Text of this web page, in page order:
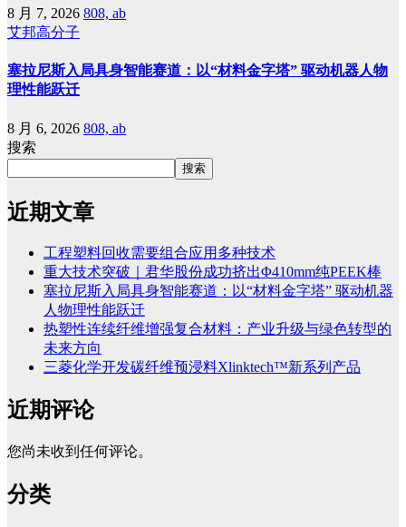
8 月 7, 2026 808, ab
艾邦高分子
塞拉尼斯入局具身智能赛道：以“材料金字塔” 驱动机器人物
理性能跃迁
8 月 6, 2026 808, ab
搜索
搜索
近期文章
工程塑料回收需要组合应用多种技术
重大技术突破｜君华股份成功挤出Φ410mm纯PEEK棒
塞拉尼斯入局具身智能赛道：以“材料金字塔” 驱动机器
人物理性能跃迁
热塑性连续纤维增强复合材料：产业升级与绿色转型的
未来方向
三菱化学开发碳纤维预浸料Xlinktech™新系列产品
近期评论
您尚未收到任何评论。
分类